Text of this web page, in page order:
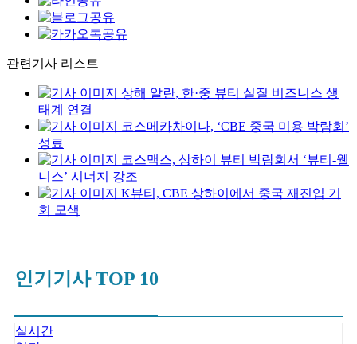
관련기사 리스트
상해 알란, 한·중 뷰티 실질 비즈니스 생
태계 연결
코스메카차이나, ‘CBE 중국 미용 박람회’
성료
코스맥스, 상하이 뷰티 박람회서 ‘뷰티-웰
니스’ 시너지 강조
K뷰티, CBE 상하이에서 중국 재진입 기
회 모색
인기기사 TOP 10
실시간